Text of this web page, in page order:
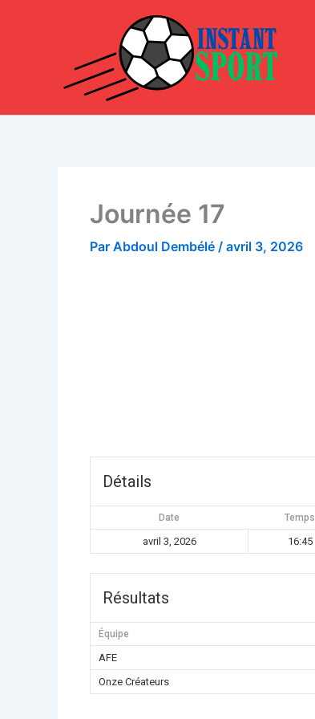
Journée 17
Par Abdoul Dembélé / avril 3, 2026
Détails
Date Temps
avril 3, 2026 16:45
Résultats
Équipe
AFE
Onze Créateurs